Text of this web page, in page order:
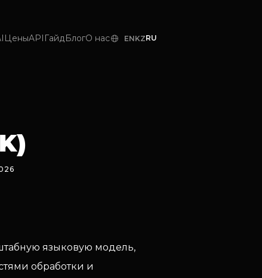
ЦеныAPI ГайдБлогО нас ENKZRU
языковую модель,
обработки и